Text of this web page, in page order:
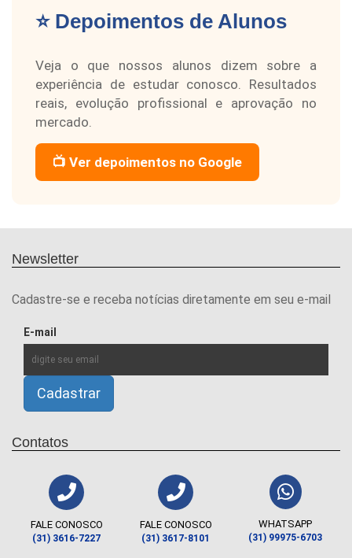
⭐ Depoimentos de Alunos
Veja o que nossos alunos dizem sobre a
experiência de estudar conosco. Resultados
reais, evolução profissional e aprovação no
mercado.
📺 Ver depoimentos no Google
Newsletter
Cadastre-se e receba notícias diretamente em seu e-mail
E-mail
Contatos
FALE CONOSCO
(31) 3616-7227
FALE CONOSCO
(31) 3617-8101
WHATSAPP
(31) 99975-6703